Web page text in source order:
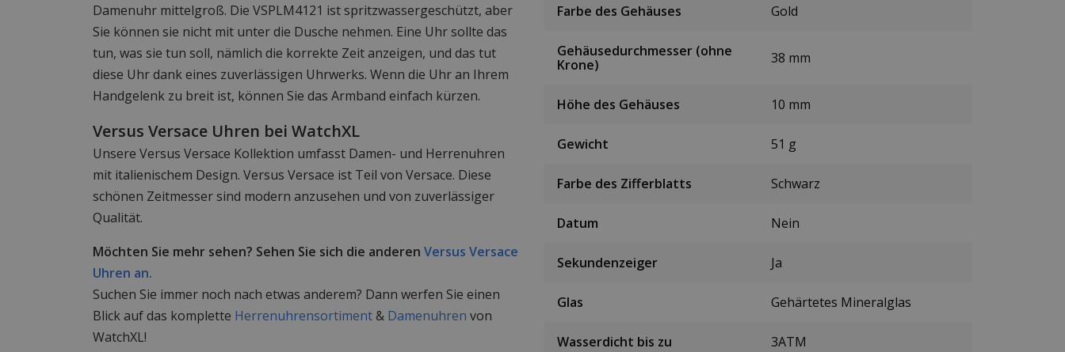
Damenuhr mittelgroß. Die VSPLM4121 ist spritzwassergeschützt, aber
Sie können sie nicht mit unter die Dusche nehmen. Eine Uhr sollte das
tun, was sie tun soll, nämlich die korrekte Zeit anzeigen, und das tut
diese Uhr dank eines zuverlässigen Uhrwerks. Wenn die Uhr an Ihrem
Handgelenk zu breit ist, können Sie das Armband einfach kürzen.
Versus Versace Uhren bei WatchXL
Unsere Versus Versace Kollektion umfasst Damen- und Herrenuhren
mit italienischem Design. Versus Versace ist Teil von Versace. Diese
schönen Zeitmesser sind modern anzusehen und von zuverlässiger
Qualität.
Möchten Sie mehr sehen? Sehen Sie sich die anderen Versus Versace
Uhren an.
Suchen Sie immer noch nach etwas anderem? Dann werfen Sie einen
Blick auf das komplette Herrenuhrensortiment& Damenuhren von
WatchXL!
Farbe des Gehäuses Gold
Gehäusedurchmesser (ohne
Krone)
38 mm
Höhe des Gehäuses 10 mm
Gewicht 51 g
Farbe des Zifferblatts Schwarz
Datum Nein
Sekundenzeiger Ja
Glas Gehärtetes Mineralglas
Wasserdicht bis zu 3ATM